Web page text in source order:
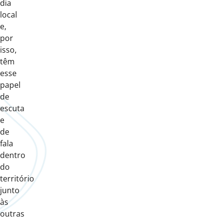
dia
local
e,
por
isso,
têm
esse
papel
de
escuta
e
de
fala
dentro
do
território
junto
às
outras